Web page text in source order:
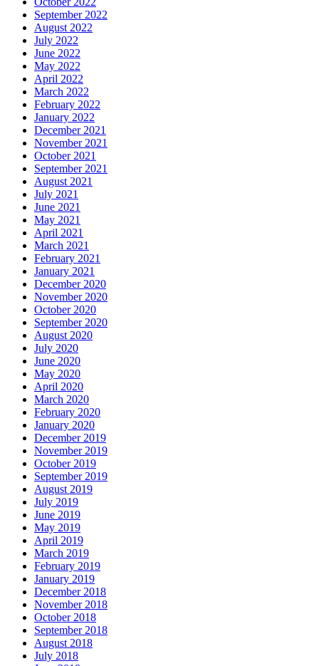
September 2022
August 2022
July 2022
June 2022
May 2022
April 2022
March 2022
February 2022
January 2022
December 2021
November 2021
October 2021
September 2021
August 2021
July 2021
June 2021
May 2021
April 2021
March 2021
February 2021
January 2021
December 2020
November 2020
October 2020
September 2020
August 2020
July 2020
June 2020
May 2020
April 2020
March 2020
February 2020
January 2020
December 2019
November 2019
October 2019
September 2019
August 2019
July 2019
June 2019
May 2019
April 2019
March 2019
February 2019
January 2019
December 2018
November 2018
October 2018
September 2018
August 2018
July 2018